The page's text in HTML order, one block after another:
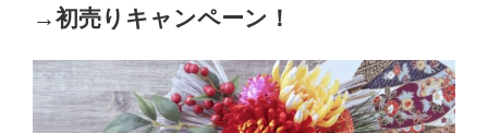
→初売りキャンペーン！